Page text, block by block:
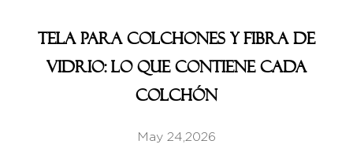
Tela para colchones y fibra de
vidrio: lo que contiene cada
colchón
May 24,2026